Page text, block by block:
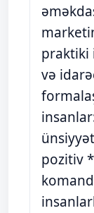
praktiki
və
pozitiv